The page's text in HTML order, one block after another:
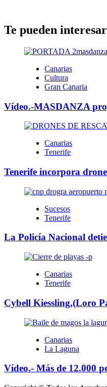
Te pueden interesar
Canarias
Cultura
Gran Canaria
Vídeo.-MASDANZA
Canarias
Tenerife
Tenerife incorpora
Sucesos
Tenerife
La Policía Nacional
Canarias
Tenerife
Cybell Kiessling,(Loro
Canarias
La Laguna
Vídeo.- Más de 12.000